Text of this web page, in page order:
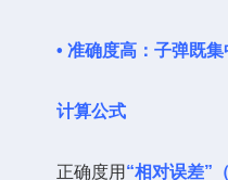
• 准确度高：子弹既
计算公式
正确度用 “相对误差”